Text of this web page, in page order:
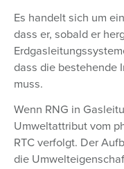
Es handelt sich um
dass er, sobald er
dass die bestehende
muss.
Wenn RNG in
Umweltattribut vom
RTC verfolgt. Der
die